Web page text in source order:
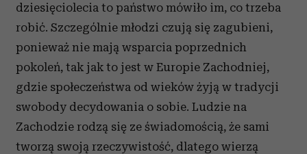
dziesięciolecia to państwo mówiło im, co trzeba
robić. Szczególnie młodzi czują się zagubieni,
ponieważ nie mają wsparcia poprzednich
pokoleń, tak jak to jest w Europie Zachodniej,
gdzie społeczeństwa od wieków żyją w tradycji
swobody decydowania o sobie. Ludzie na
Zachodzie rodzą się ze świadomością, że sami
tworzą swoją rzeczywistość, dlatego wierzą